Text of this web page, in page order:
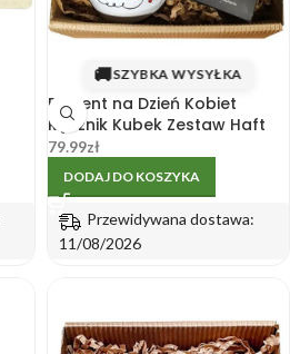
🚚SZYBKA WYSYŁKA
Prezent na Dzień Kobiet
Ręcznik Kubek Zestaw Haft
79.99zł
DODAJ DO KOSZYKA
Przewidywana dostawa:
11/08/2026